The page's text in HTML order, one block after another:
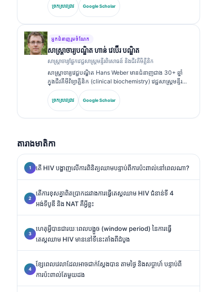
សាស្ត្រមន្ទីរពិសោធន៍ និងការវិភាគផ្នែករោគវិនិច្ឆ័យ។ លោកស្រីមាន
វិញ្ញាបនបត្រឯកទេសក្នុងគីមីវិទ្យាគ្លីនិក (clinical chemistry)
ច្រកស្រាវជ្រាវ Google Scholar
អ្នកជំនាញរួមចំណែក
សាស្ត្រាចារ្យ​បណ្ឌិត ហាន់ វេប៊ើរ បណ្ឌិត
សាស្ត្រាចារ្យផ្នែកវេជ្ជសាស្ត្រមន្ទីរពិសោធន៍ និងជីវគីមីគ្លីនិក
សាស្ត្រាចារ្យវេជ្ជបណ្ឌិត Hans Weber មានជំនាញជាង 30+ ឆ្នាំ
ក្នុងជីវគីមីវិទ្យាគ្លីនិក (clinical biochemistry) វេជ្ជសាស្ត្រមន្ទីរ
ពិសោធន៍ និងការស្រាវជ្រាវសញ្ញាសម្គាល់ជីវសាស្ត្រ (biomarker
research)។ អតីតប្រធានសមាគមគីមីវិទ្យាគ្លីនិកអាល្លឺម៉ង់
(German Society for Clinical Chemistry) លោកមានជំនាញ
ដោយ AI។.
ច្រកស្រាវជ្រាវ Google Scholar
តារាងមាតិកា
តើ HIV បង្ហាញលើការពិនិត្យឈាមបន្ទាប់ពីការប៉ះពាល់នៅពេលណា?
តើការខុសគ្នាពិតប្រាកដរវាងការធ្វើតេស្តឈាម HIV ជំនាន់ទី 4
អង់ទីបូឌី និង NAT គឺអ្វីខ្លះ
ហេតុអ្វីបានជារយៈពេលបង្អួច (window period) នៃការធ្វើ
តេស្តឈាម HIV មាននៅទីនេះតាំងពីដំបូង
ខ្សែពេលវេលាដែលអាចជាក់ស្តែងបាន តាមថ្ងៃ និងសប្តាហ៍ បន្ទាប់ពី
ការប៉ះពាល់តែមួយដង